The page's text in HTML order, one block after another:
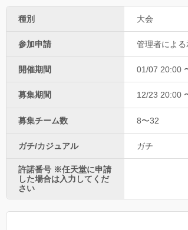
種別 大会
参加申請 管理者による
開催期間 01/07 20:00
募集期間 12/23 20:00
募集チーム数 8〜32
ガチ/カジュアル ガチ
許諾番号 ※任天堂に申請
した場合は入力してくだ
さい